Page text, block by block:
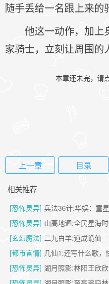
随手丢给一名跟上来的
他这一动作，加上
家骑士，立刻让周围的
本章还未完，请
上一章 目录
相关推荐
[恐怖灵异] 兵法36计:华娱：童
[恐怖灵异] 山高地迥:全民星海
[玄幻魔法] 二九白羊:道成诡仙
[都市言情] 几仙1:还写什么歌，
[恐怖灵异] 湖月照影:林阳王欣欣